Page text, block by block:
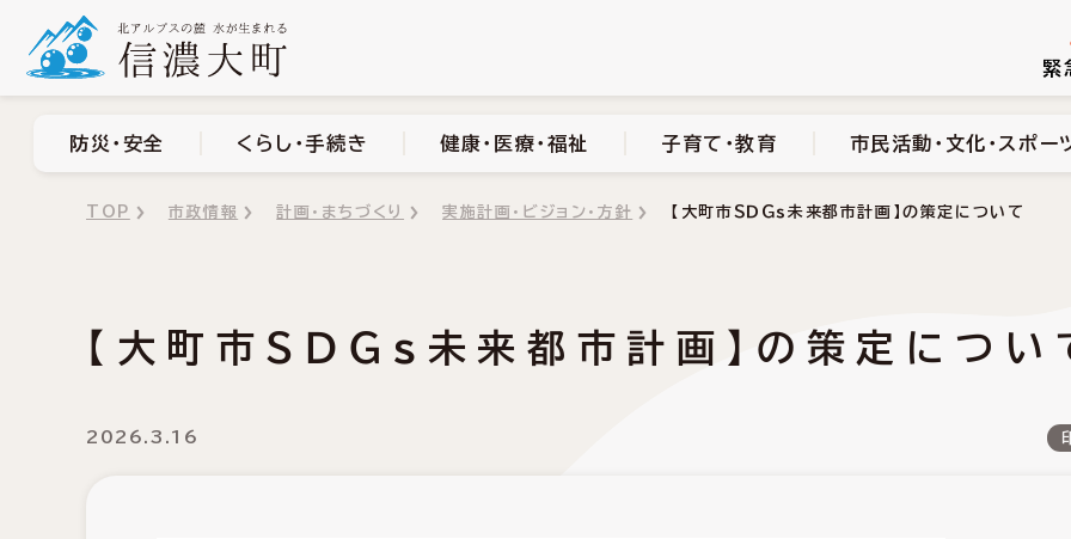
緊
市民活動・文化・スポーツ
防災・安全 くらし・手続き 健康・医療・福祉 子育て・教育 市民活動・文化・スポー
TOP 市政情報 計画・まちづくり 実施計画・ビジョン・方針 【大町市ＳＤＧｓ未来都市計画】の策定について
【大町市ＳＤＧｓ未来都市計画】の策定につい
2026.3.16